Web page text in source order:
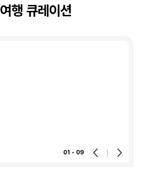
여행 큐레이션
01 - 09